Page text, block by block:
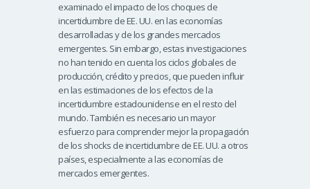
examinado el impacto de los choques de
incertidumbre de EE. UU. en las economías
desarrolladas y de los grandes mercados
emergentes. Sin embargo, estas investigaciones
no han tenido en cuenta los ciclos globales de
producción, crédito y precios, que pueden influir
en las estimaciones de los efectos de la
incertidumbre estadounidense en el resto del
mundo. También es necesario un mayor
esfuerzo para comprender mejor la propagación
de los shocks de incertidumbre de EE. UU. a otros
países, especialmente a las economías de
mercados emergentes.